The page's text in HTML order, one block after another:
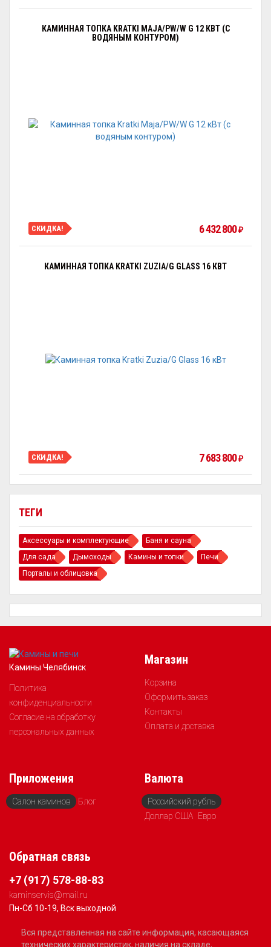
ТЕГИ
Аксессуары и комплектующие
Баня и сауна
Для сада
Дымоходы Камины и топки
Печи
Порталы и облицовка
КАМИННАЯ ТОПКА KRATKI MAJA/PW/W G 12 КВТ (С
ВОДЯНЫМ КОНТУРОМ)
СКИДКА! 6 432 800₽
КАМИННАЯ ТОПКА KRATKI ZUZIA/G GLASS 16 КВТ
СКИДКА! 7 683 800₽
Камины Челябинск
Политика
конфиденциальности
Согласие на обработку
персональных данных
Магазин
Корзина
Оформить заказ
Контакты
Оплата и доставка
Приложения
Салон каминов Блог
Валюта
Российский рубль
Доллар США Евро
Обратная связь
+7 (917) 578-88-83
kaminservis@mail.ru
Пн-Сб 10-19, Вск выходной
Вся представленная на сайте информация, касающаяся
технических характеристик, наличия на складе,